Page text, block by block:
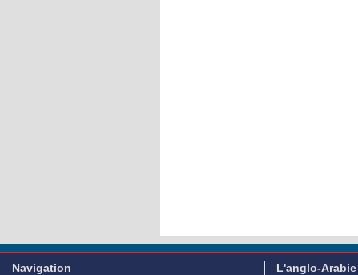
Navigation L'anglo-Arabie